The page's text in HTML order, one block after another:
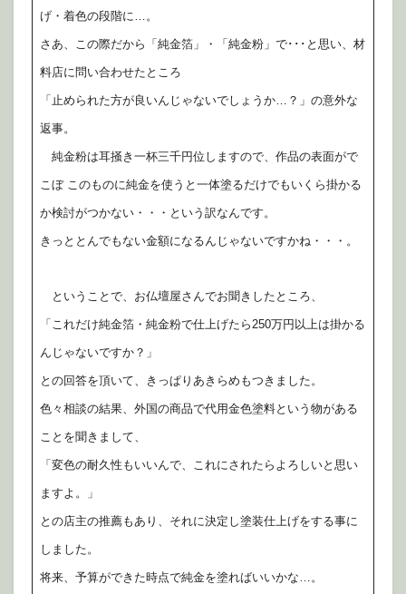
げ・着色の段階に…。
さあ、この際だから「純金箔」・「純金粉」で･･･と思い、材
料店に問い合わせたところ
「止められた方が良いんじゃないでしょうか…？」の意外な
返事。
純金粉は耳掻き一杯三千円位しますので、作品の表面がで
こぼ このものに純金を使うと一体塗るだけでもいくら掛かる
か検討がつかない・・・という訳なんです。
きっととんでもない金額になるんじゃないですかね・・・。
ということで、お仏壇屋さんでお聞きしたところ、
「これだけ純金箔・純金粉で仕上げたら250万円以上は掛かる
んじゃないですか？」
との回答を頂いて、きっぱりあきらめもつきました。
色々相談の結果、外国の商品で代用金色塗料という物がある
ことを聞きまして、
「変色の耐久性もいいんで、これにされたらよろしいと思い
ますよ。」
との店主の推薦もあり、それに決定し塗装仕上げをする事に
しました。
将来、予算ができた時点で純金を塗ればいいかな…。